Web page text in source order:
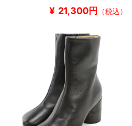
¥ 21,300円 （税込）